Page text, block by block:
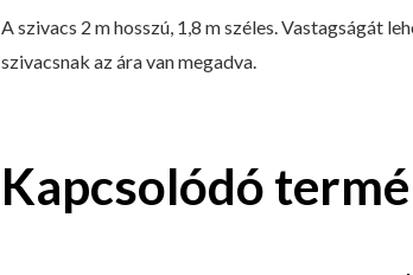
A szivacs 2 m hosszú, 1,8 m széles. Vastagságát
szivacsnak az ára van megadva.
Kapcsolódó